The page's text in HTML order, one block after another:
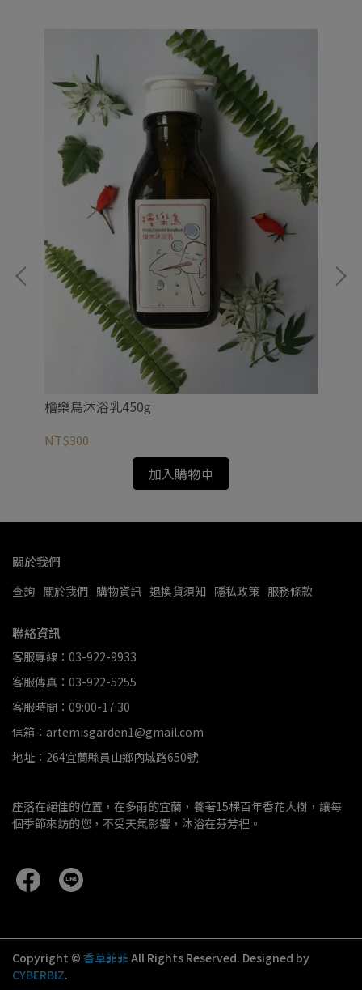
檜樂鳥沐浴乳450g
NT$300
加入購物車
關於我們
查詢 關於我們 購物資訊 退換貨須知 隱私政策 服務條款
聯絡資訊
客服專線：03-922-9933
客服傳真：03-922-5255
客服時間：09:00-17:30
信箱：artemisgarden1@gmail.com
地址：264宜蘭縣員山鄉內城路650號
座落在絕佳的位置，在多雨的宜蘭，養著15棵百年香花大樹，讓每
個季節來訪的您，不受天氣影響，沐浴在芬芳裡。
Copyright © 香草菲菲All Rights Reserved. Designed by
CYBERBIZ.